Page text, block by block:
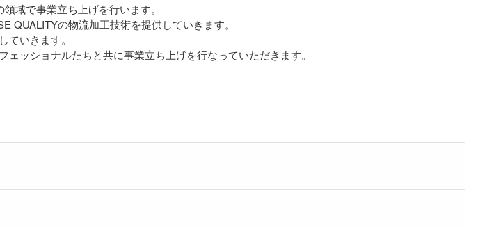
域で事業立ち上げを行います。
QUALITYの物流加工技術を提供していきます。
いきます。
ッショナルたちと共に事業立ち上げを行なっていただきます。